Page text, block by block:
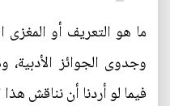
ما هو التعريف أو
وجدوى الجوائز
فيما لو أردنا أن نناقش